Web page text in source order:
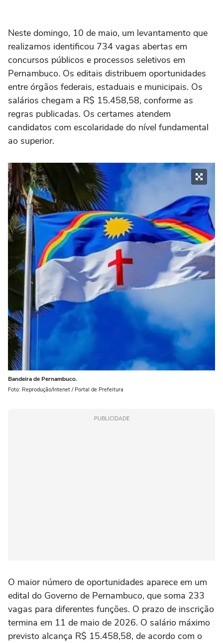
Neste domingo, 10 de maio, um levantamento que
realizamos identificou 734 vagas abertas em
concursos públicos e processos seletivos em
Pernambuco. Os editais distribuem oportunidades
entre órgãos federais, estaduais e municipais. Os
salários chegam a R$ 15.458,58, conforme as
regras publicadas. Os certames atendem
candidatos com escolaridade do nível fundamental
ao superior.
Bandeira de Pernambuco.
Foto: Reprodução/Intenet / Portal de Prefeitura
PUBLICIDADE
O maior número de oportunidades aparece em um
edital do Governo de Pernambuco, que soma 233
vagas para diferentes funções. O prazo de inscrição
termina em 11 de maio de 2026. O salário máximo
previsto alcança R$ 15.458,58, de acordo com o